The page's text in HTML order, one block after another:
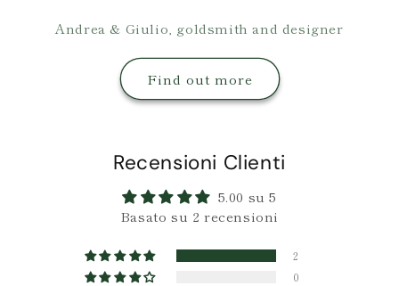
Andrea & Giulio, goldsmith and designer
Find out more
Recensioni Clienti
5.00 su 5
Basato su 2 recensioni
2
0